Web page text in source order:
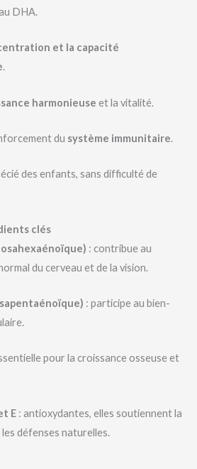
DHA.
et la capacité
.
harmonieuse et la vitalité.
du système immunitaire.
des enfants, sans difficulté de
clés
: contribue au
du cerveau et de la vision.
: participe au bien-
pour la croissance osseuse et
E: antioxydantes, elles soutiennent la
défenses naturelles.